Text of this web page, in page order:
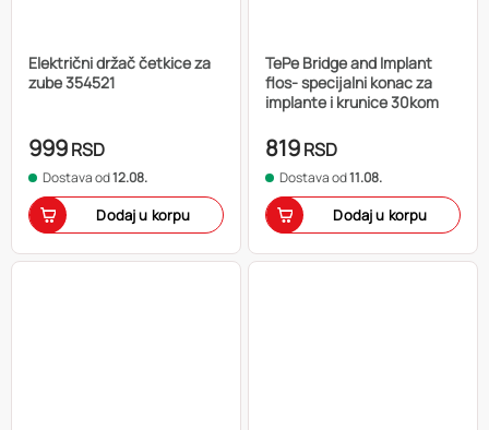
Električni držač četkice za
zube 354521
999RSD
Dostava od12.08.
Dodaj u korpu
TePe Bridge and Implant
flos- specijalni konac za
implante i krunice 30kom
819RSD
Dostava od11.08.
Dodaj u korpu